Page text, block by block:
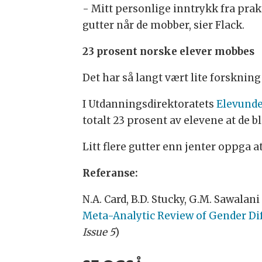
- Mitt personlige inntrykk fra
gutter når de mobber, sier Flack.
23 prosent norske elever mobbes
Det har så langt vært lite
I Utdanningsdirektoratets
totalt 23 prosent av elevene at de
Litt flere gutter enn jenter oppga
Referanse:
N.A. Card, B.D. Stucky, G.M.
Meta-Analytic Review of Gender
Issue 5)